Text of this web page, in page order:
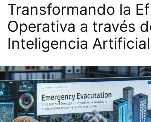
Transformando la
Operativa a través
Inteligencia Artificial